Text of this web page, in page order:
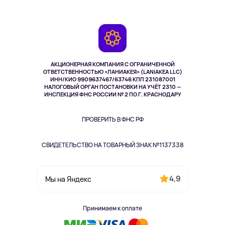
АКЦИОНЕРНАЯ КОМПАНИЯ С ОГРАНИЧЕННОЙ
ОТВЕТСТВЕННОСТЬЮ «ЛАНИАКЕЯ» (LANIAKEA LLC)
ИНН/КИО 9909637467/63746 КПП 231087001
НАЛОГОВЫЙ ОРГАН ПОСТАНОВКИ НА УЧЁТ 2310 —
ИНСПЕКЦИЯ ФНС РОССИИ № 2 ПО Г. КРАСНОДАРУ
ПРОВЕРИТЬ В ФНС РФ
СВИДЕТЕЛЬСТВО НА ТОВАРНЫЙ ЗНАК №1137338
Мы на Яндекс 4,9
Принимаем к оплате
Здоровье питомцев
Одежда и аксессуары